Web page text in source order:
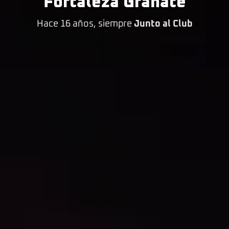
Hace 16 años, siempre Junto al Club